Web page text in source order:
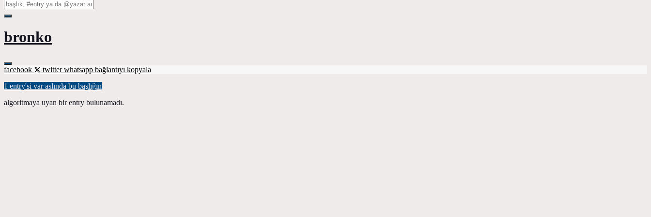
bronko
facebook twitterwhatsapp bağlantıyı kopyala
1 entry'si var aslında bu başlığın
algoritmaya uyan bir entry bulunamadı.